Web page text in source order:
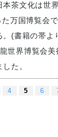
茶文化は世
万国博覧会
。(書籍の帯よ
世界博覧会美
た。
4 5 6